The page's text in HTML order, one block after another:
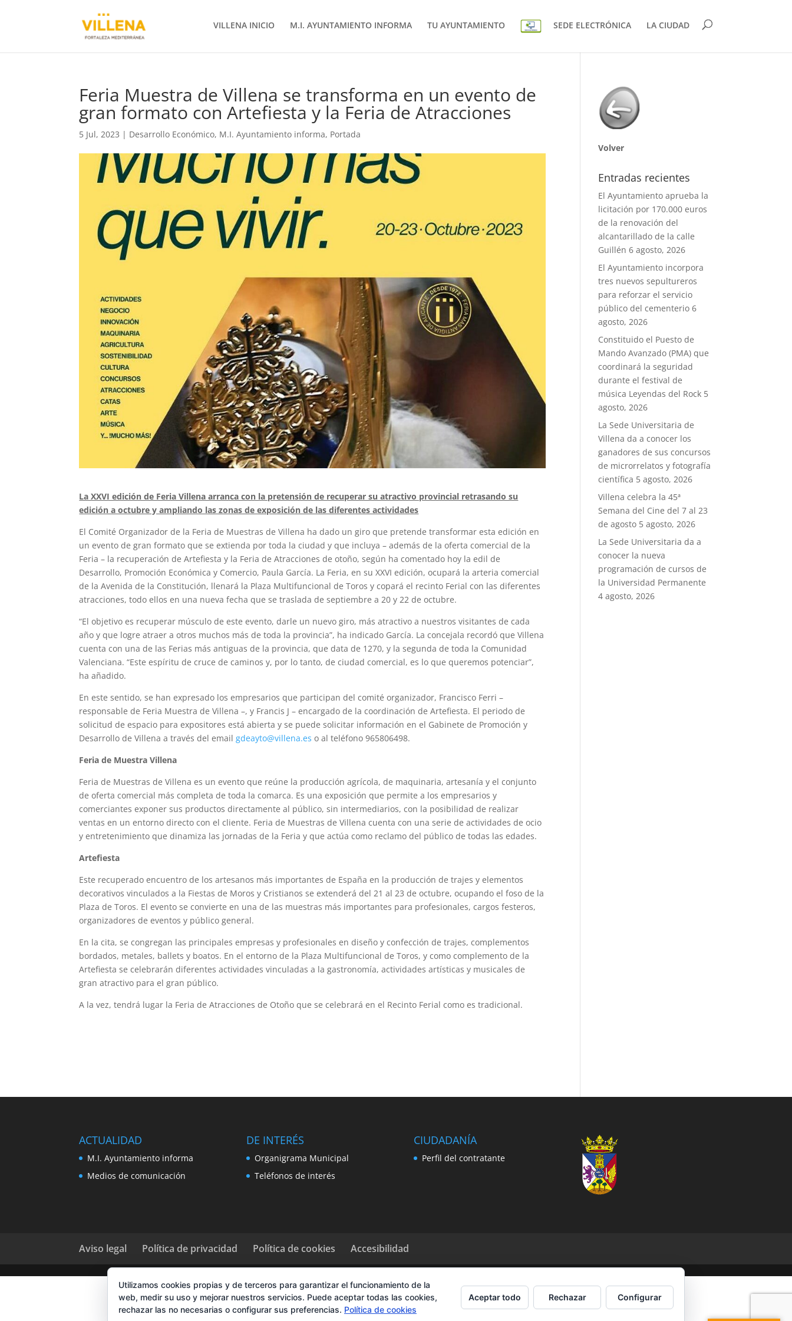
VILLENA INICIO M.I. AYUNTAMIENTO INFORMA TU AYUNTAMIENTO SEDE ELECTRÓNICA LA CIUDAD
Feria Muestra de Villena se transforma en un evento de
gran formato con Artefiesta y la Feria de Atracciones
5 Jul, 2023 | Desarrollo Económico, M.I. Ayuntamiento informa, Portada
La XXVI edición de Feria Villena arranca con la pretensión de recuperar su atractivo provincial retrasando su
edición a octubre y ampliando las zonas de exposición de las diferentes actividades
El Comité Organizador de la Feria de Muestras de Villena ha dado un giro que pretende transformar esta edición en
un evento de gran formato que se extienda por toda la ciudad y que incluya – además de la oferta comercial de la
Feria – la recuperación de Artefiesta y la Feria de Atracciones de otoño, según ha comentado hoy la edil de
Desarrollo, Promoción Económica y Comercio, Paula García. La Feria, en su XXVI edición, ocupará la arteria comercial
de la Avenida de la Constitución, llenará la Plaza Multifuncional de Toros y copará el recinto Ferial con las diferentes
atracciones, todo ellos en una nueva fecha que se traslada de septiembre a 20 y 22 de octubre.
“El objetivo es recuperar músculo de este evento, darle un nuevo giro, más atractivo a nuestros visitantes de cada
año y que logre atraer a otros muchos más de toda la provincia”, ha indicado García. La concejala recordó que Villena
cuenta con una de las Ferias más antiguas de la provincia, que data de 1270, y la segunda de toda la Comunidad
Valenciana. “Este espíritu de cruce de caminos y, por lo tanto, de ciudad comercial, es lo que queremos potenciar”,
ha añadido.
En este sentido, se han expresado los empresarios que participan del comité organizador, Francisco Ferri –
responsable de Feria Muestra de Villena –, y Francis J – encargado de la coordinación de Artefiesta. El periodo de
solicitud de espacio para expositores está abierta y se puede solicitar información en el Gabinete de Promoción y
Desarrollo de Villena a través del emailgdeayto@villena.es o al teléfono 965806498.
Feria de Muestra Villena
Feria de Muestras de Villena es un evento que reúne la producción agrícola, de maquinaria, artesanía y el conjunto
de oferta comercial más completa de toda la comarca. Es una exposición que permite a los empresarios y
comerciantes exponer sus productos directamente al público, sin intermediarios, con la posibilidad de realizar
ventas en un entorno directo con el cliente. Feria de Muestras de Villena cuenta con una serie de actividades de ocio
y entretenimiento que dinamiza las jornadas de la Feria y que actúa como reclamo del público de todas las edades.
Artefiesta
Este recuperado encuentro de los artesanos más importantes de España en la producción de trajes y elementos
decorativos vinculados a la Fiestas de Moros y Cristianos se extenderá del 21 al 23 de octubre, ocupando el foso de la
Plaza de Toros. El evento se convierte en una de las muestras más importantes para profesionales, cargos festeros,
organizadores de eventos y público general.
En la cita, se congregan las principales empresas y profesionales en diseño y confección de trajes, complementos
bordados, metales, ballets y boatos. En el entorno de la Plaza Multifuncional de Toros, y como complemento de la
Artefiesta se celebrarán diferentes actividades vinculadas a la gastronomía, actividades artísticas y musicales de
gran atractivo para el gran público.
A la vez, tendrá lugar la Feria de Atracciones de Otoño que se celebrará en el Recinto Ferial como es tradicional.
Volver
Entradas recientes
El Ayuntamiento aprueba la
licitación por 170.000 euros
de la renovación del
alcantarillado de la calle
Guillén 6 agosto, 2026
El Ayuntamiento incorpora
tres nuevos sepultureros
para reforzar el servicio
público del cementerio 6
agosto, 2026
Constituido el Puesto de
Mando Avanzado (PMA) que
coordinará la seguridad
durante el festival de
música Leyendas del Rock 5
agosto, 2026
La Sede Universitaria de
Villena da a conocer los
ganadores de sus concursos
de microrrelatos y fotografía
científica 5 agosto, 2026
Villena celebra la 45ª
Semana del Cine del 7 al 23
de agosto 5 agosto, 2026
La Sede Universitaria da a
conocer la nueva
programación de cursos de
la Universidad Permanente
4 agosto, 2026
ACTUALIDAD
M.I. Ayuntamiento informa
Medios de comunicación
DE INTERÉS
Organigrama Municipal
Teléfonos de interés
CIUDADANÍA
Perfil del contratante
Aviso legal Política de privacidad Política de cookies Accesibilidad
Utilizamos cookies propias y de terceros para garantizar el funcionamiento de la
web, medir su uso y mejorar nuestros servicios. Puede aceptar todas las cookies,
rechazar las no necesarias o configurar sus preferencias. Política de cookies
Aceptar todo Rechazar Configurar